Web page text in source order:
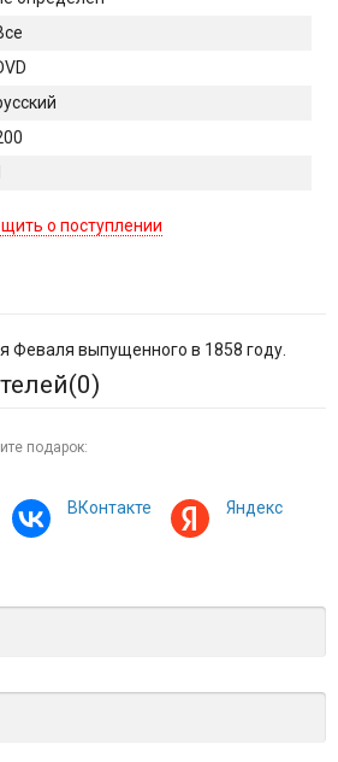
о поступлении
Феваля выпущенного в 1858 году.
0)
подарок:
ВКонтакте Яндекс